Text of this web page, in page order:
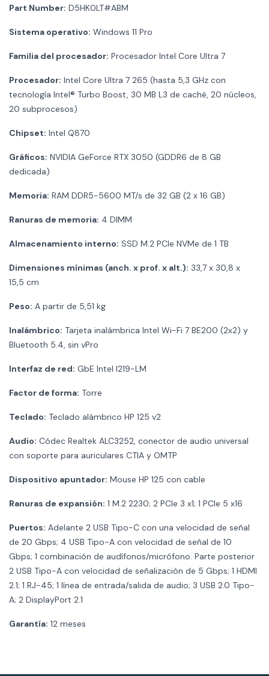
Part Number: D5HK0LT#ABM
Sistema operativo: Windows 11 Pro
Familia del procesador: Procesador Intel Core Ultra 7
Procesador: Intel Core Ultra 7 265 (hasta 5,3 GHz con
tecnología Intel® Turbo Boost, 30 MB L3 de caché, 20 núcleos,
20 subprocesos)
Chipset: Intel Q870
Gráficos: NVIDIA GeForce RTX 3050 (GDDR6 de 8 GB
dedicada)
Memoria: RAM DDR5-5600 MT/s de 32 GB (2 x 16 GB)
Ranuras de memoria: 4 DIMM
Almacenamiento interno: SSD M.2 PCIe NVMe de 1 TB
Dimensiones mínimas (anch. x prof. x alt.): 33,7 x 30,8 x
15,5 cm
Peso: A partir de 5,51 kg
Inalámbrico: Tarjeta inalámbrica Intel Wi-Fi 7 BE200 (2x2) y
Bluetooth 5.4, sin vPro
Interfaz de red: GbE Intel I219-LM
Factor de forma: Torre
Teclado: Teclado alámbrico HP 125 v2
Audio: Códec Realtek ALC3252, conector de audio universal
con soporte para auriculares CTIA y OMTP
Dispositivo apuntador: Mouse HP 125 con cable
Ranuras de expansión: 1 M.2 2230; 2 PCIe 3 x1; 1 PCIe 5 x16
Puertos: Adelante 2 USB Tipo-C con una velocidad de señal
de 20 Gbps; 4 USB Tipo-A con velocidad de señal de 10
Gbps; 1 combinación de audífonos/micrófono. Parte posterior
2 USB Tipo-A con velocidad de señalización de 5 Gbps; 1 HDMI
2.1; 1 RJ-45; 1 línea de entrada/salida de audio; 3 USB 2.0 Tipo-
A; 2 DisplayPort 2.1
Garantía: 12 meses